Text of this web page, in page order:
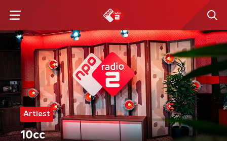
Artiest
10cc